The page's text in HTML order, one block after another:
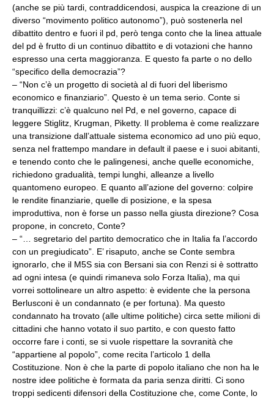
(anche se più tardi, contraddicendosi, auspica la creazione di un
diverso “movimento politico autonomo”), può sostenerla nel
dibattito dentro e fuori il pd, però tenga conto che la linea attuale
del pd è frutto di un continuo dibattito e di votazioni che hanno
espresso una certa maggioranza. E questo fa parte o no dello
“specifico della democrazia”?
– “Non c’è un progetto di società al di fuori del liberismo
economico e finanziario”. Questo è un tema serio. Conte si
tranquillizzi: c’è qualcuno nel Pd, e nel governo, capace di
leggere Stiglitz, Krugman, Piketty. Il problema è come realizzare
una transizione dall’attuale sistema economico ad uno più equo,
senza nel frattempo mandare in default il paese e i suoi abitanti,
e tenendo conto che le palingenesi, anche quelle economiche,
richiedono gradualità, tempi lunghi, alleanze a livello
quantomeno europeo. E quanto all’azione del governo: colpire
le rendite finanziarie, quelle di posizione, e la spesa
improduttiva, non è forse un passo nella giusta direzione? Cosa
propone, in concreto, Conte?
– “… segretario del partito democratico che in Italia fa l’accordo
con un pregiudicato”. E’ risaputo, anche se Conte sembra
ignorarlo, che il M5S sia con Bersani sia con Renzi si è sottratto
ad ogni intesa (e quindi rimaneva solo Forza Italia), ma qui
vorrei sottolineare un altro aspetto: è evidente che la persona
Berlusconi è un condannato (e per fortuna). Ma questo
condannato ha trovato (alle ultime politiche) circa sette milioni di
cittadini che hanno votato il suo partito, e con questo fatto
occorre fare i conti, se si vuole rispettare la sovranità che
“appartiene al popolo”, come recita l’articolo 1 della
Costituzione. Non è che la parte di popolo italiano che non ha le
nostre idee politiche è formata da paria senza diritti. Ci sono
troppi sedicenti difensori della Costituzione che, come Conte, lo